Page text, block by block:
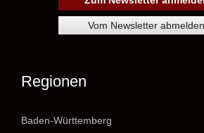
Regionen
Baden-Württemberg